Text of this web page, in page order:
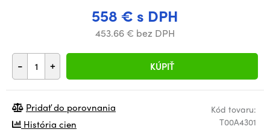
558 € s DPH
453.66 € bez DPH
- + KÚPIŤ
Kód tovaru:
T00A4301
Pridať do porovnania
História cien